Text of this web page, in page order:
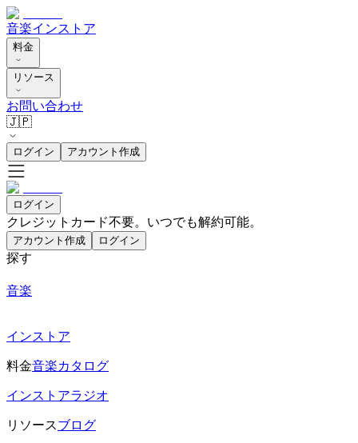
音楽インストア
料金
リソース
お問い合わせ
🇯🇵
ログイン アカウント作成
ログイン
クレジットカード不要。いつでも解約可能。
アカウント作成 ログイン
探す
音楽
インストア
料金音楽カタログ
インストアラジオ
リソースブログ